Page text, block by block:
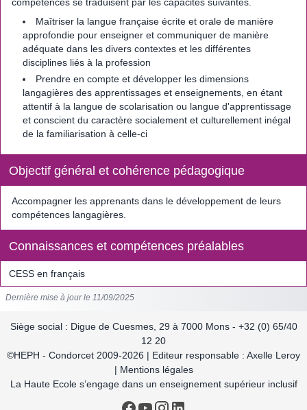
compétences se traduisent par les capacités suivantes.
Maîtriser la langue française écrite et orale de manière
approfondie pour enseigner et communiquer de manière
adéquate dans les divers contextes et les différentes
disciplines liés à la profession
Prendre en compte et développer les dimensions
langagières des apprentissages et enseignements, en étant
attentif à la langue de scolarisation ou langue d'apprentissage
et conscient du caractère socialement et culturellement inégal
de la familiarisation à celle-ci
Objectif général et cohérence pédagogique
Accompagner les apprenants dans le développement de leurs
compétences langagières.
Connaissances et compétences préalables
CESS en français
Dernière mise à jour le 11/09/2025
Siège social : Digue de Cuesmes, 29 à 7000 Mons - +32 (0) 65/40
12 20
©HEPH - Condorcet 2009-2026 | Editeur responsable : Axelle Leroy
| Mentions légales
La Haute Ecole s’engage dans un enseignement supérieur inclusif